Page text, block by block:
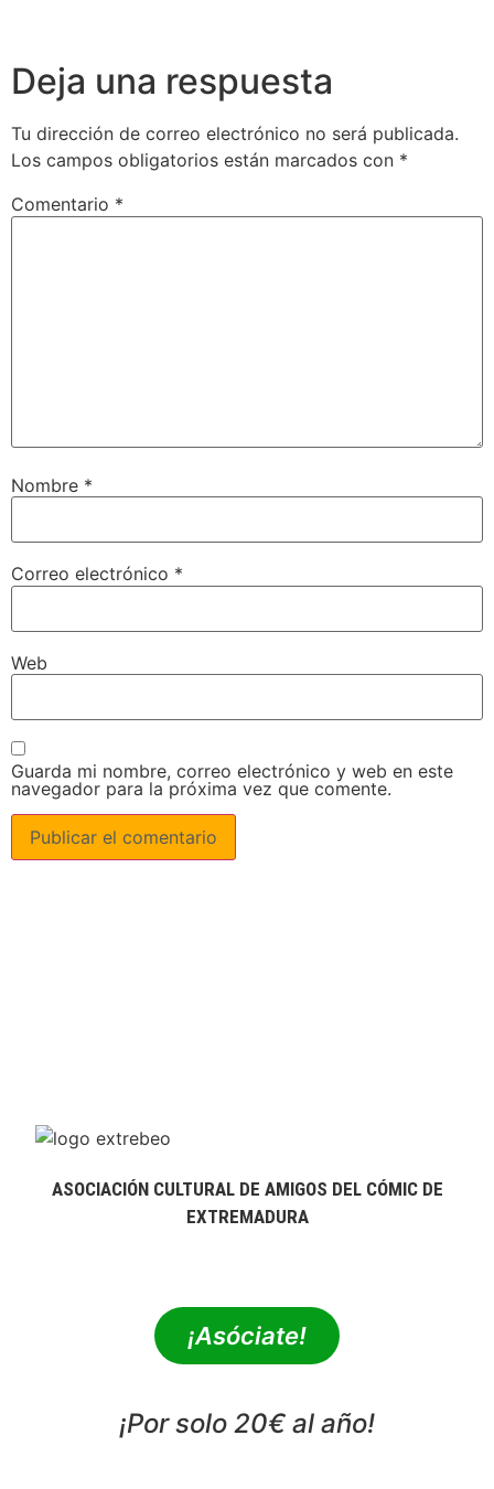
Deja una respuesta
Tu dirección de correo electrónico no será publicada.
Los campos obligatorios están marcados con *
Comentario *
Nombre *
Correo electrónico *
Web
Guarda mi nombre, correo electrónico y web en este
navegador para la próxima vez que comente.
ASOCIACIÓN CULTURAL DE AMIGOS DEL CÓMIC DE
EXTREMADURA
¡Asóciate!
¡Por solo 20€ al año!